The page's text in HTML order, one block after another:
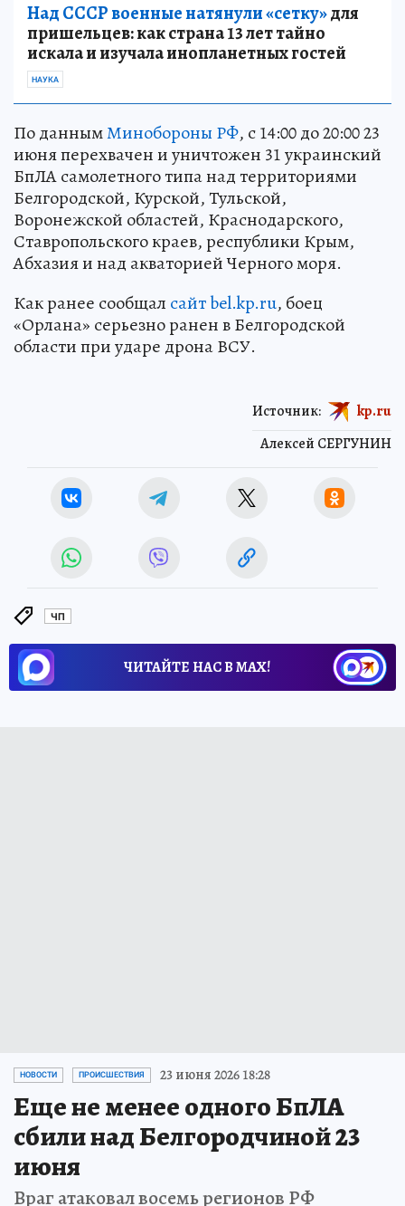
Над СССР военные натянули «сетку»для
пришельцев: как страна 13 лет тайно
искала и изучала инопланетных гостей
НАУКА
По даннымМинобороны РФ, с 14:00 до 20:00 23
июня перехвачен и уничтожен 31 украинский
БпЛА самолетного типа над территориями
Белгородской, Курской, Тульской,
Воронежской областей, Краснодарского,
Ставропольского краев, республики Крым,
Абхазия и над акваторией Черного моря.
Как ранее сообщал сайт bel.kp.ru, боец
«Орлана» серьезно ранен в Белгородской
области при ударе дрона ВСУ.
Алексей СЕРГУНИН
Источник: kp.ru
ЧП
ЧИТАЙТЕ НАС В МАХ!
НОВОСТИ ПРОИСШЕСТВИЯ 23 июня 2026 18:28
Еще не менее одного БпЛА
сбили над Белгородчиной 23
июня
Враг атаковал восемь регионов РФ